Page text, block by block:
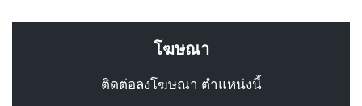
โฆษณา
ติดต่อลงโฆษณา ตำแหน่งนี้